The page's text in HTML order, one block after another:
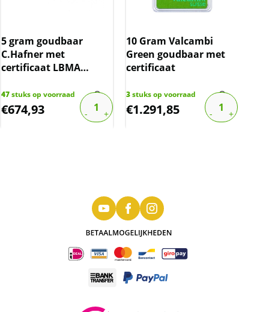
5 gram goudbaar
C.Hafner met
certificaat LBMA
47stuks op voorraad
€674,93
10 Gram Valcambi
Green goudbaar met
certificaat
3stuks op voorraad
€1.291,85